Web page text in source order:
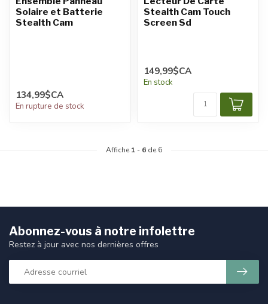
Solaire et Batterie
Stealth Cam
134,99$CA
En rupture de stock
Stealth Cam Touch
Screen Sd
149,99$CA
En stock
Affiche 1 - 6 de 6
Abonnez-vous à notre infolettre
Restez à jour avec nos dernières offres